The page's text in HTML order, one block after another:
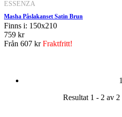
ESSENZA
Masha Påslakanset Satin Brun
Finns i: 150x210
759 kr
Från 607 krFraktfritt!
1
Resultat 1 - 2 av 2